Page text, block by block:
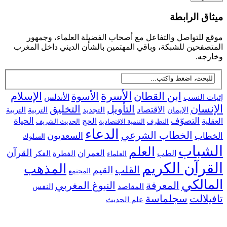
الرابطة
للتواصل والتفاعل مع أصحاب الفضيلة العلماء، وجمهور
للشبكة، وباقي المهتمين بالشأن الديني داخل المغرب
النسب ابن القطانالأسرةالأسوة الأندلس الإسلام
الإيمان الاقتصاد التأويل التجديد التخليق التربية
التربية
التصوّف التطرف التنمية الاقتصادية الحج الحديث الشريف الحياة
الخطاب الشرعي الدعاء السعديون السلوك
الطب العلم العلماء العمران الفطرة الفكر القرآن
الكريم القلبالقيم المجتمع المذهب
المعرفة المقاصد النبوغ المغربي النفس
سجلماسة علم الحديث